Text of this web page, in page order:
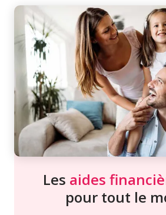
Les aides
pour tout le